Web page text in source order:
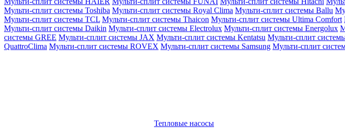
Мульти-сплит системы Toshiba Мульти-сплит системы Royal Clima Мульти-сплит системы Ballu
Мульти-сплит системы TCL Мульти-сплит системы Thaicon Мульти-сплит системы Ultima Comfort
Мульти-сплит системы Daikin Мульти-сплит системы Electrolux Мульти-сплит системы Energolux
системы GREE Мульти-сплит системы JAX Мульти-сплит системы Kentatsu Мульти-сплит
QuattroClima Мульти-сплит системы ROVEX Мульти-сплит системы Samsung Мульти-сплит
Тепловые насосы